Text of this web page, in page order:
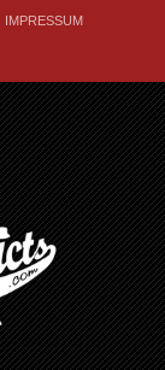
IMPRESSUM